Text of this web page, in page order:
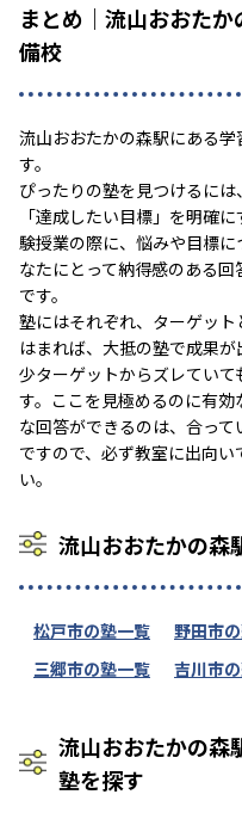
まとめ｜流山おおた
備校
流山おおたかの森駅にある
す。
ぴったりの塾を見つけるに
「達成したい目標」を明確
験授業の際に、悩みや目標
なたにとって納得感のある
です。
塾にはそれぞれ、ターゲッ
はまれば、大抵の塾で成果
少ターゲットからズレてい
す。ここを見極めるのに有
な回答ができるのは、合って
ですので、必ず教室に出向
い。
流山おおたかの森
松戸市の塾一覧 野田市
三郷市の塾一覧
吉川市
流山おおたかの森
塾を探す